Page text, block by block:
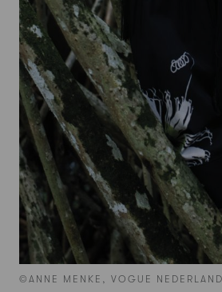
©ANNE MENKE, VOGUE